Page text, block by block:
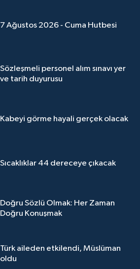
7 Ağustos 2026 - Cuma Hutbesi
Sözleşmeli personel alım sınavı yer
ve tarih duyurusu
Kabeyi görme hayali gerçek olacak
Sıcaklıklar 44 dereceye çıkacak
Doğru Sözlü Olmak: Her Zaman
Doğru Konuşmak
Türk aileden etkilendi, Müslüman
oldu